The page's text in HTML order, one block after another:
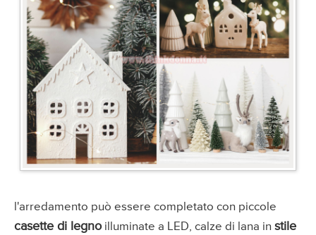
l'arredamento può essere completato con piccole
casette di legnoilluminate a LED, calze di lana in stile